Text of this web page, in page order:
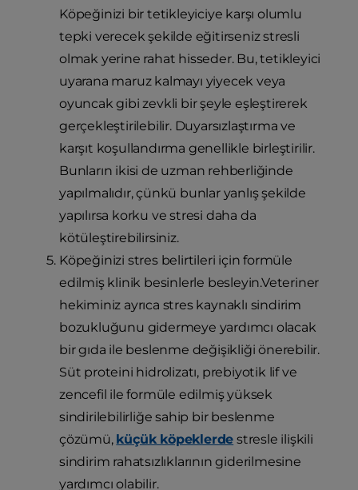
Köpeğinizi bir tetikleyiciye karşı olumlu
tepki verecek şekilde eğitirseniz stresli
olmak yerine rahat hisseder. Bu, tetikleyici
uyarana maruz kalmayı yiyecek veya
oyuncak gibi zevkli bir şeyle eşleştirerek
gerçekleştirilebilir. Duyarsızlaştırma ve
karşıt koşullandırma genellikle birleştirilir.
Bunların ikisi de uzman rehberliğinde
yapılmalıdır, çünkü bunlar yanlış şekilde
yapılırsa korku ve stresi daha da
kötüleştirebilirsiniz.
Köpeğinizi stres belirtileri için formüle
edilmiş klinik besinlerle besleyin.Veteriner
hekiminiz ayrıca stres kaynaklı sindirim
bozukluğunu gidermeye yardımcı olacak
bir gıda ile beslenme değişikliği önerebilir.
Süt proteini hidrolizatı, prebiyotik lif ve
zencefil ile formüle edilmiş yüksek
sindirilebilirliğe sahip bir beslenme
çözümü, küçük köpeklerde stresle ilişkili
sindirim rahatsızlıklarının giderilmesine
yardımcı olabilir.